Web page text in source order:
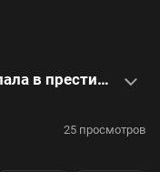
Вундеркинд без экзаменов попала в престижный московский вуз. Видео о том, как она это сделала
25 просмотров